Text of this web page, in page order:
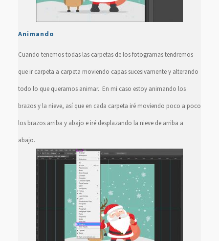
Animando
Cuando tenemos todas las carpetas de los fotogramas tendremos
que ir carpeta a carpeta moviendo capas sucesivamente y alterando
todo lo que queramos animar. En mi caso estoy animando los
brazos y la nieve, así que en cada carpeta iré moviendo poco a poco
los brazos arriba y abajo e iré desplazando la nieve de arriba a
abajo.